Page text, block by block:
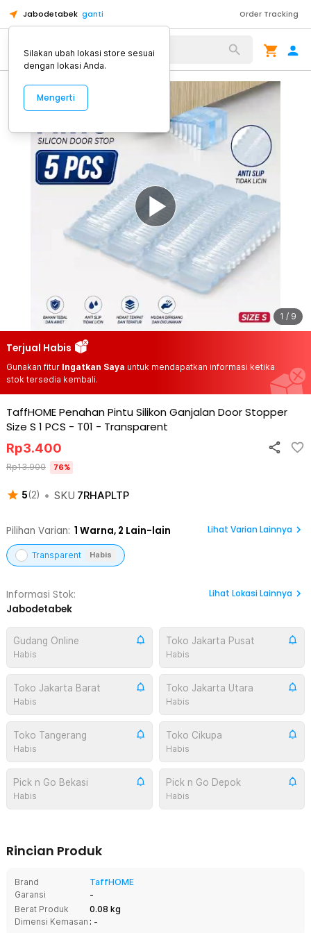
Jabodetabek ganti Order Tracking
Alat Kopi
1 / 9
Terjual Habis
Gunakan fitur Ingatkan Saya untuk mendapatkan informasi ketika
stok tersedia kembali.
TaffHOME Penahan Pintu Silikon Ganjalan Door Stopper
Size S 1 PCS - T01 - Transparent
5(2) • SKU 7RHAPLTP
Rp3.400
Rp13.900 76%
Pilihan Varian: 1 Warna, 2 Lain-lain Lihat Varian Lainnya
Transparent Habis
Informasi Stok:
Jabodetabek
Lihat Lokasi Lainnya
Gudang Online
Habis
Toko Jakarta Pusat
Habis
Toko Jakarta Barat
Habis
Toko Jakarta Utara
Habis
Toko Tangerang
Habis
Toko Cikupa
Habis
Pick n Go Bekasi
Habis
Pick n Go Depok
Habis
Rincian Produk
Brand
TaffHOME
Garansi
-
Berat Produk
0.08 kg
Dimensi Kemasan : -
Silakan ubah lokasi store sesuai
dengan lokasi Anda.
Mengerti